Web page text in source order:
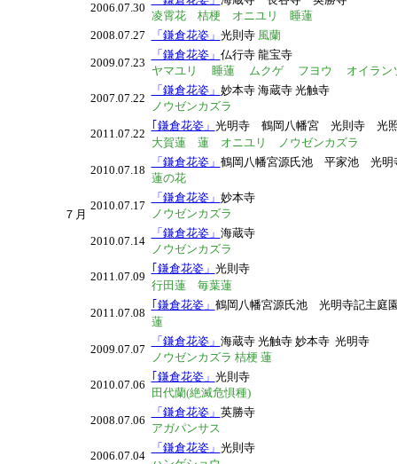
７月
2006.07.30
凌霄花
桔梗 オニユリ 睡蓮
2008.07.27
「鎌倉花姿」 光則寺 風蘭
2009.07.23
「鎌倉花姿」 仏行寺 龍宝寺
ヤマユリ 睡蓮 ムクゲ フヨウ オイラン
2007.07.22
「鎌倉花姿」 妙本寺 海蔵寺 光触寺
ノウゼンカズラ
2011.07.22
｢鎌倉花姿」 光明寺 鶴岡八幡宮 光則寺
大賀蓮 蓮 オニユリ ノウゼンカズラ
2010.07.18
「鎌倉花姿」 鶴岡八幡宮源氏池 平家池 光
蓮の花
2010.07.17
「鎌倉花姿」 妙本寺
ノウゼンカズラ
2010.07.14
「鎌倉花姿」 海蔵寺
ノウゼンカズラ
2011.07.09
｢鎌倉花姿」 光則寺
行田蓮 毎葉蓮
2011.07.08
｢鎌倉花姿」 鶴岡八幡宮源氏池 光明寺記主
蓮
2009.07.07
「鎌倉花姿」 海蔵寺 光触寺 妙本寺 光明寺
ノウゼンカズラ 桔梗 蓮
2010.07.06
｢鎌倉花姿」 光則寺
田代蘭(絶滅危惧種)
2008.07.06
「鎌倉花姿」 英勝寺
アガパンサス
2006.07.04
「鎌倉花姿」 光則寺